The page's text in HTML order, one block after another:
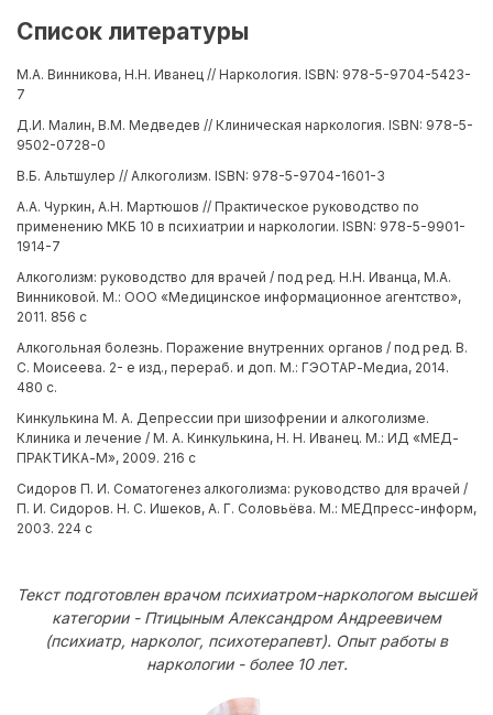
Список литературы
М.А. Винникова, Н.Н. Иванец // Наркология. ISBN: 978-5-9704-5423-
7
Д.И. Малин, В.М. Медведев // Клиническая наркология. ISBN: 978-5-
9502-0728-0
В.Б. Альтшулер // Алкоголизм. ISBN: 978-5-9704-1601-3
А.А. Чуркин, А.Н. Мартюшов // Практическое руководство по
применению МКБ 10 в психиатрии и наркологии. ISBN: 978-5-9901-
1914-7
Алкоголизм: руководство для врачей / под ред. Н.Н. Иванца, М.А.
Винниковой. М.: ООО «Медицинское информационное агентство»,
2011. 856 с
Алкогольная болезнь. Поражение внутренних органов / под ред. В.
С. Моисеева. 2- е изд., перераб. и доп. М.: ГЭОТАР-Медиа, 2014.
480 с.
Кинкулькина М. А. Депрессии при шизофрении и алкоголизме.
Клиника и лечение / М. А. Кинкулькина, Н. Н. Иванец. М.: ИД «МЕД-
ПРАКТИКА-М», 2009. 216 с
Сидоров П. И. Соматогенез алкоголизма: руководство для врачей /
П. И. Сидоров. Н. С. Ишеков, А. Г. Соловьёва. М.: МЕДпресс-информ,
2003. 224 с
Текст подготовлен врачом психиатром-наркологом высшей
категории - Птицыным Александром Андреевичем
(психиатр, нарколог, психотерапевт). Опыт работы в
наркологии - более 10 лет.